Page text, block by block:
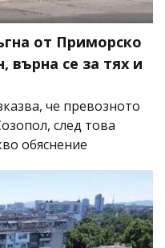
от Приморско
върна се за тях и
че превозното
след това
обяснение